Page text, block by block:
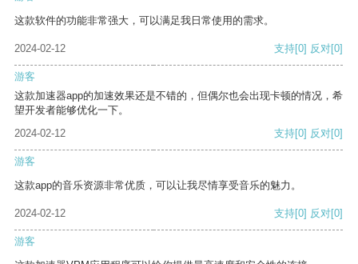
这款软件的功能非常强大，可以满足我日常使用的需求。
2024-02-12 支持[0] 反对[0]
游客
这款加速器app的加速效果还是不错的，但偶尔也会出现卡顿的情况，希
望开发者能够优化一下。
2024-02-12
支持[0] 反对[0]
游客
这款app的音乐资源非常优质，可以让我尽情享受音乐的魅力。
2024-02-12 支持[0] 反对[0]
游客